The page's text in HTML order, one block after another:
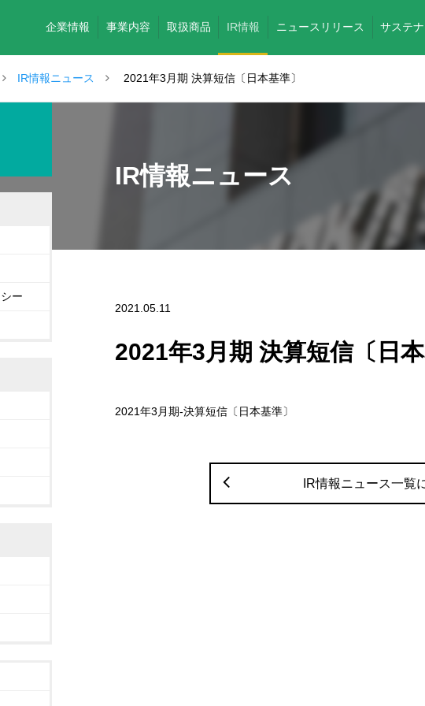
企業情報 事業内容 取扱商品 IR情報 ニュースリリース サステ
IR情報ニュース 2021年3月期 決算短信〔日本基準〕
IR情報ニュース
2021.05.11
2021年3月期 決算短信〔日
2021年3月期-決算短信〔日本基準〕
IR情報ニュース一覧
ー